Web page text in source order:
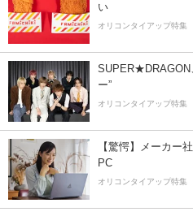
い
オリコンタイアップ特集
SUPER★DRAGON
ー”
オリコンタイアップ特集
【驚愕】メーカー
PC
オリコンタイアップ特集